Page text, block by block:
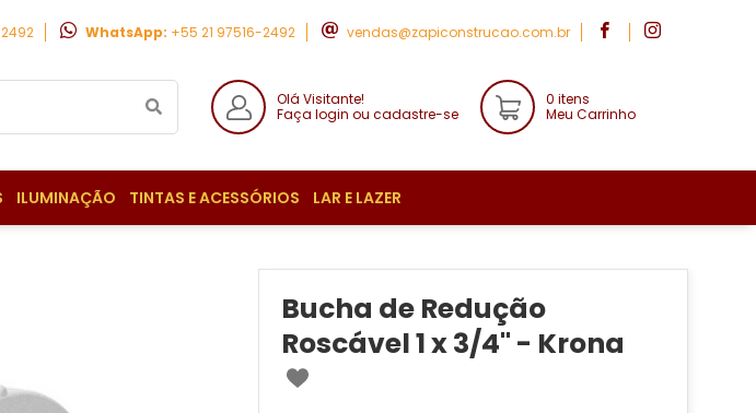
WhatsApp: +55 21 97516-2492 vendas@zapiconstrucao.com.br
Olá Visitante!
Faça login ou cadastre-se
0 itens
Meu Carrinho
ILUMINAÇÃO TINTAS E ACESSÓRIOS LAR E LAZER
Bucha de Redução
Roscável 1 x 3/4'' - Krona